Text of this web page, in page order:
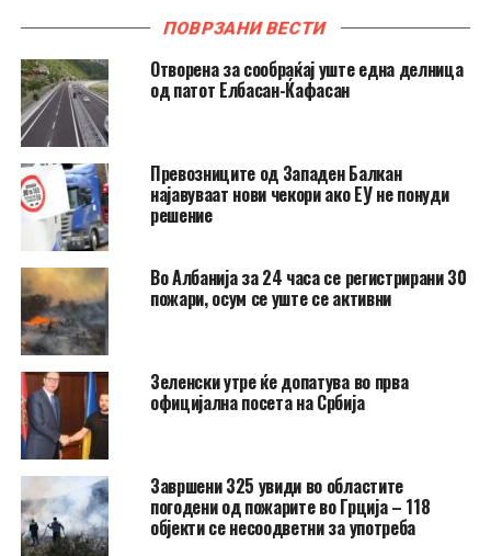
ПОВРЗАНИ ВЕСТИ
Отворена за сообраќај уште една делница
од патот Елбасан-Ќафасан
Превозниците од Западен Балкан
најавуваат нови чекори ако ЕУ не понуди
решение
Во Албанија за 24 часа се регистрирани 30
пожари, осум се уште се активни
Зеленски утре ќе допатува во прва
официјална посета на Србија
Завршени 325 увиди во областите
погодени од пожарите во Грција – 118
објекти се несоодветни за употреба